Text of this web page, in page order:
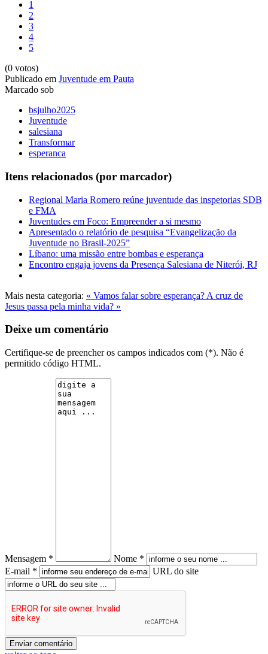
1
2
3
4
5
(0 votos)
Publicado em Juventude em Pauta
Marcado sob
bsjulho2025
Juventude
salesiana
Transformar
esperanca
Itens relacionados (por marcador)
Regional Maria Romero reúne juventude das inspetorias SDB
e FMA
Juventudes em Foco: Empreender a si mesmo
Apresentado o relatório de pesquisa “Evangelização da
Juventude no Brasil-2025”
Líbano: uma missão entre bombas e esperança
Encontro engaja jovens da Presença Salesiana de Niterói, RJ
Mais nesta categoria: « Vamos falar sobre esperança? A cruz de
Jesus passa pela minha vida? »
Deixe um comentário
Certifique-se de preencher os campos indicados com (*). Não é
permitido código HTML.
Mensagem *
Nome *
E-mail *
URL do site